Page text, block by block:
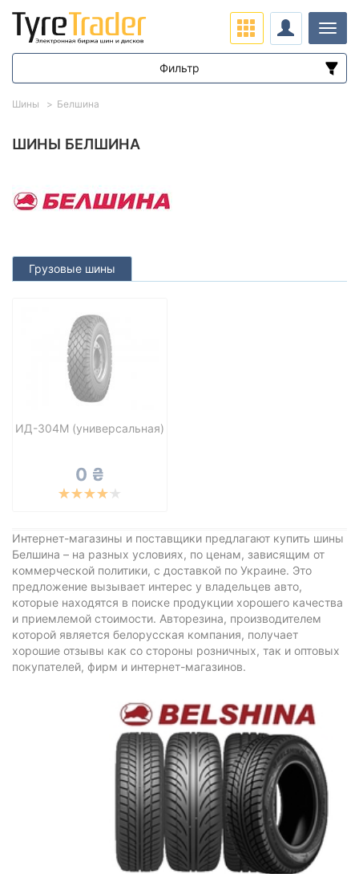
ШИНЫ БЕЛШИНА
Грузовые шины
ИД-304М (универсальная)
0 ₴
Интернет-магазины и поставщики предлагают купить шины
Белшина – на разных условиях, по ценам, зависящим от
коммерческой политики, с доставкой по Украине. Это
предложение вызывает интерес у владельцев авто,
которые находятся в поиске продукции хорошего качества
и приемлемой стоимости. Авторезина, производителем
которой является белорусская компания, получает
хорошие отзывы как со стороны розничных, так и оптовых
покупателей, фирм и интернет-магазинов.
Шины Белшина
Фильтр
Диапазон цен
Все бренды
Тип транспортного средства
Усиленная шина